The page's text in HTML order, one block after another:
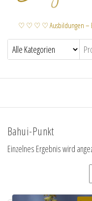
♡ ♡ ♡ ♡ Ausbildungen –
Bahui-Punkt
Einzelnes Ergebnis wird